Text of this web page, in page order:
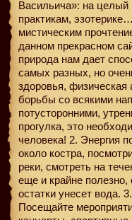
Васильича»: на целый
практикам,
мистическим
данном прекрасном
природа нам дает
самых разных, но
здоровья, физическая
борьбы со всякими
потусторонними,
прогулка, это
человека! 2. Энергия
около костра,
реки, смотреть на
еще и крайне полезно,
остатки унесет вода.
Посещайте